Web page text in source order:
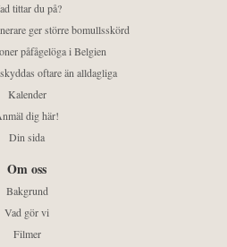
tittar du på?
ger större bomullsskörd
påfågelöga i Belgien
oftare än alldagliga
Kalender
dig här!
Din sida
Om oss
Bakgrund
Vad gör vi
Filmer